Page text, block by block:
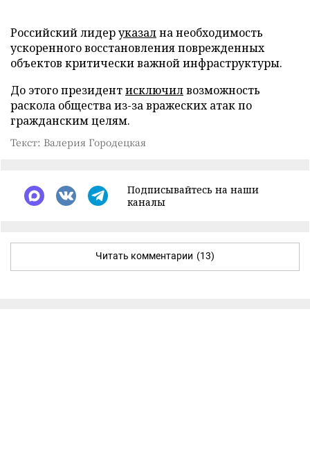
Российский лидеруказална необходимость
ускоренного восстановления поврежденных
объектов критически важной инфраструктуры.
До этого президентисключилвозможность
раскола общества из-за вражеских атак по
гражданским целям.
Текст: Валерия Городецкая
Подписывайтесь на наши
каналы
Читать комментарии (13)